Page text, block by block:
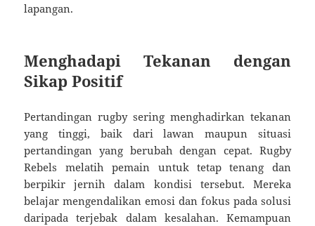
lapangan.
Menghadapi Tekanan dengan
Sikap Positif
Pertandingan rugby sering menghadirkan tekanan
yang tinggi, baik dari lawan maupun situasi
pertandingan yang berubah dengan cepat. Rugby
Rebels melatih pemain untuk tetap tenang dan
berpikir jernih dalam kondisi tersebut. Mereka
belajar mengendalikan emosi dan fokus pada solusi
daripada terjebak dalam kesalahan. Kemampuan